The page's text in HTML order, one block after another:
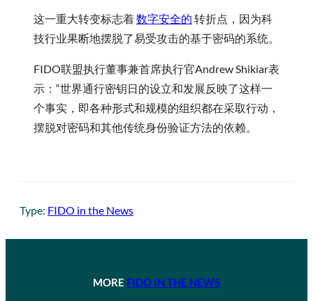
这一重大转变标志着数字安全的 转折点，因为科
技行业果断地摆脱了易受攻击的基于密码的系统。
FIDO联盟执行董事兼首席执行官Andrew Shikiar表
示：“世界通行密钥日的设立和发展反映了这样一
个事实，即各种形式和规模的组织都在采取行动，
摆脱对密码和其他传统身份验证方法的依赖。
Type: FIDO in the News
MORE FIDO IN THE NEWS